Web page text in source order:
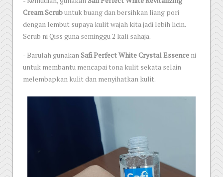
Cream Scrubuntuk buang dan bersihkan liang pori
dengan lembut supaya kulit wajah kita jadi lebih licin.
Scrub ni Qiss guna seminggu 2 kali sahaja.
- Barulah gunakanSafi Perfect White Crystal Essence ni
untuk membantu mencapai tona kulit sekata selain
melembapkan kulit dan menyihatkan kulit.